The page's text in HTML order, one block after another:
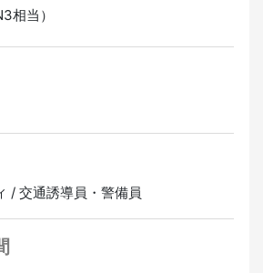
い。
内定
ん
仕事です。資格は必要ありません！
に出勤し、乗り合わせて現場へ向
人
ある人
人
につきたい人
相当）
/ 交通誘導員・警備員